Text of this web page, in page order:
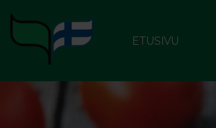
ETUSIVU